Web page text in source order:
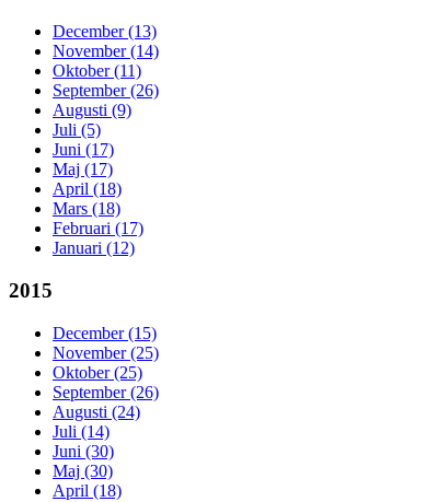
December (13)
November (14)
Oktober (11)
September (26)
Augusti (9)
Juli (5)
Juni (17)
Maj (17)
April (18)
Mars (18)
Februari (17)
Januari (12)
2015
December (15)
November (25)
Oktober (25)
September (26)
Augusti (24)
Juli (14)
Juni (30)
Maj (30)
April (18)